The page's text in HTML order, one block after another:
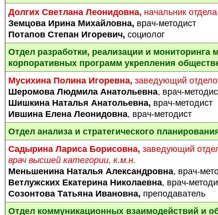
Долгих Светлана Леонидовна, начальник
Земцова Ирина Михайловна, врач-методист
Потапов Степан Игоревич, социолог
Отдел разработки, реализации и мониторинга
корпоративных программ укрепления
Мусихина Полина Игоревна, заведующий
Шеромова Людмила Анатольевна, врач-
Шишкина Наталья Анатольевна, врач-методист
Ившина Елена Леонидовна, врач-методист
Отдел анализа и стратегического
Садырина Лариса Борисовна, заведующий
врач высшей категории, к.м.н.
Меньшенина Наталья Александровна, врач-
Ветлужских Екатерина Николаевна, врач-
Созонтова Татьяна Ивановна, преподаватель
Отдел коммуникационных взаимодействий и